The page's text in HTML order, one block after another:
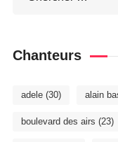
Chanteurs
adele(30) alain
boulevard des airs (23)